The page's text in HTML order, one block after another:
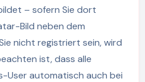
– sofern Sie dort
Bild neben dem
nicht registriert sein, wird
ist, dass alle
User automatisch auch bei